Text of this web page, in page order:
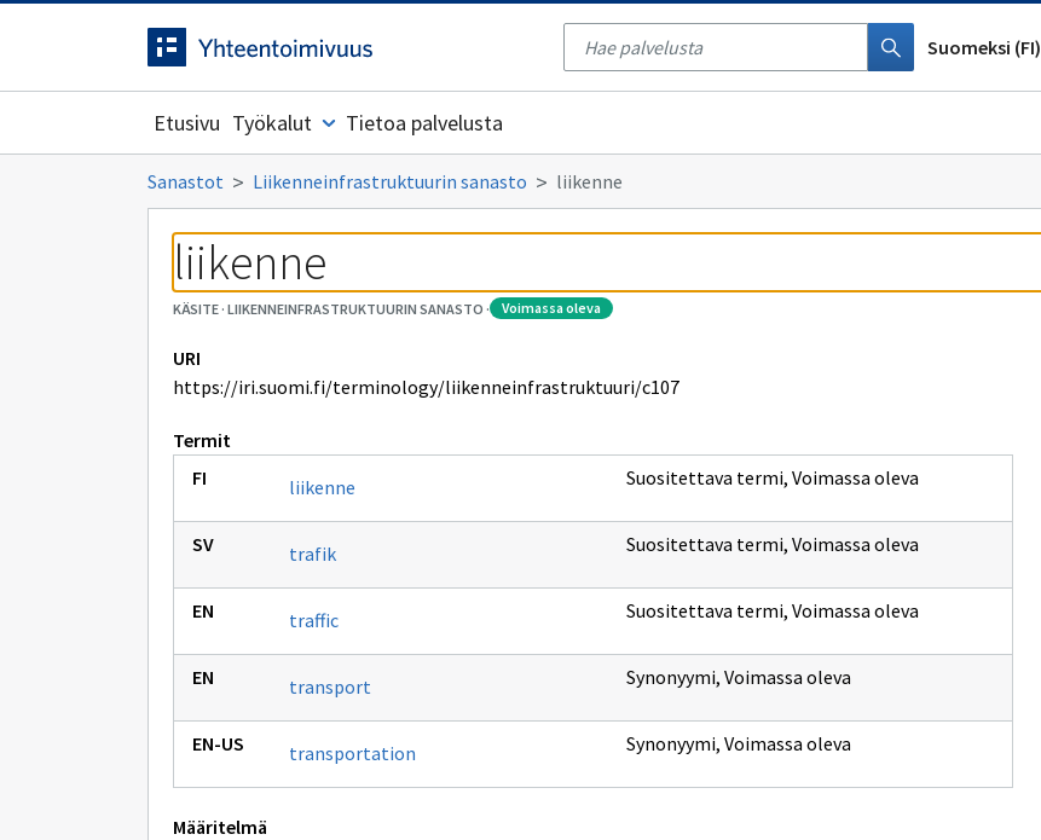
Siirrytty
Tyhjennä
haku
Suomeksi (FI)
Etusivu Työkalut Tietoa palvelusta
Sanastot Liikenneinfrastruktuurin sanasto liikenne
liikenne
KÄSITE· LIIKENNEINFRASTRUKTUURIN SANASTO · voimassa oleva
URI
https://iri.suomi.fi/terminology/liikenneinfrastruktuuri/c107
Termit
liikenne
Suositettava termi, Voimassa oleva
trafik Suositettava termi, Voimassa oleva
traffic Suositettava termi, Voimassa oleva
transport Synonyymi, Voimassa oleva
transportation Synonyymi, Voimassa oleva
Määritelmä